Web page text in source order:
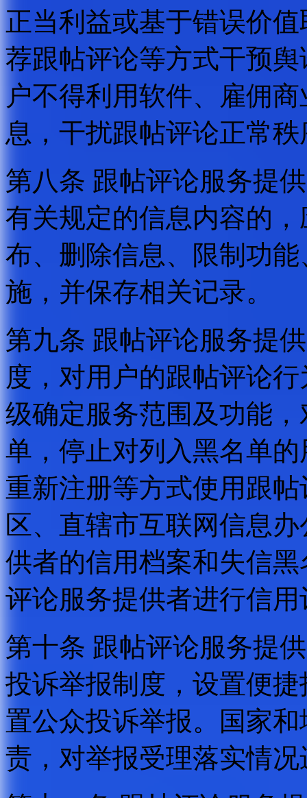
正当利益或基于错误价
荐跟帖评论等方式干预
户不得利用软件、雇佣
息，干扰跟帖评论正常
第八条 跟帖评论服务提
有关规定的信息内容的
布、删除信息、限制功
施，并保存相关记录。
第九条 跟帖评论服务提
度，对用户的跟帖评论
级确定服务范围及功能
单，停止对列入黑名单
重新注册等方式使用跟
区、直辖市互联网信息
供者的信用档案和失信
评论服务提供者进行信用
第十条 跟帖评论服务提
投诉举报制度，设置便
置公众投诉举报。国家
责，对举报受理落实情